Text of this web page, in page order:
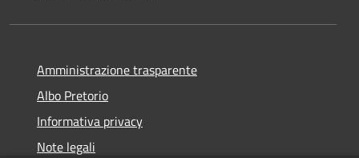
Amministrazione trasparente
Albo Pretorio
Informativa privacy
Note legali